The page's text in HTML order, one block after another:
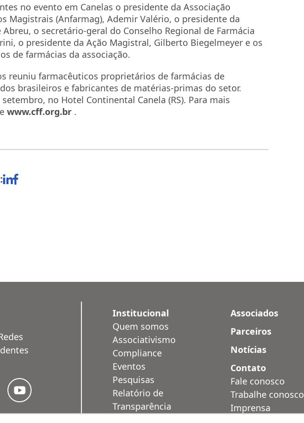
no evento em Canelas o presidente da Associação
Magistrais (Anfarmag), Ademir Valério, o presidente da
Abreu, o secretário-geral do Conselho Regional de Farmácia
o presidente da Ação Magistral, Gilberto Biegelmeyer e os
de farmácias da associação.
reuniu farmacêuticos proprietários de farmácias de
brasileiros e fabricantes de matérias-primas do setor.
no Hotel Continental Canela (RS). Para mais
www.cff.org.br .
Institucional
Quem somos
Associativismo
Compliance
Eventos
Pesquisas
Relatório de
Transparência
Associados
Parceiros
Notícias
Contato
Fale conosco
Trabalhe conosco
Imprensa